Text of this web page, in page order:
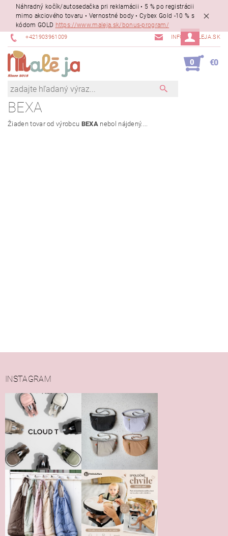
Náhradný kočík/autosedačka pri reklamácii • 5 % po registrácii
mimo akciového tovaru • Vernostné body • Cybex Gold -10 % s
kódom GOLD https://www.maleja.sk/bonus-program/
+421903961009 INFO@MALEJA.SK
0 €0
BEXA
Žiaden tovar od výrobcu BEXAnebol nájdený....
INSTAGRAM